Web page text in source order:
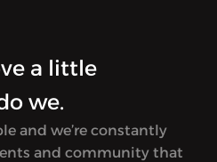
a little
we.
and we’re constantly
and community that